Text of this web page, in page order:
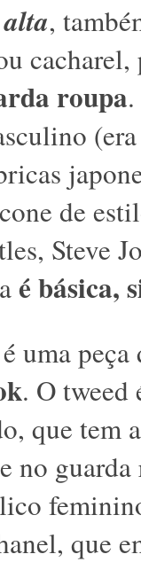
,
roupa
de
Steve
é básica,
é uma
. O
que tem
no
que